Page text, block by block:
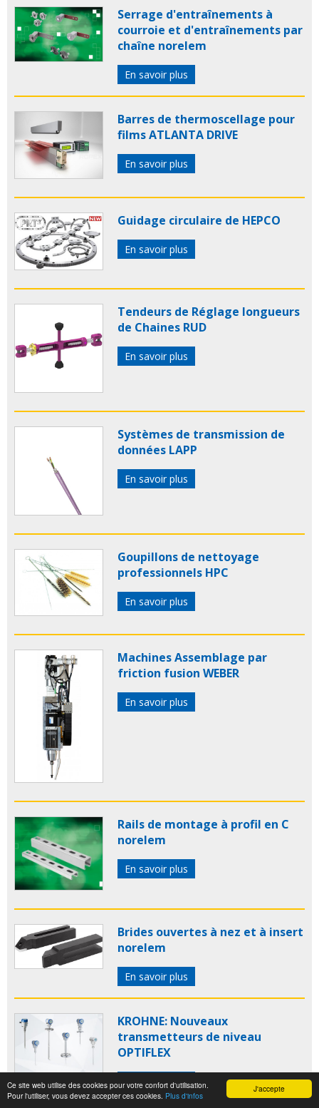
J'accepte
Ce site web utilise des cookies pour votre confort d'utilisation.
Pour l'utiliser, vous devez accepter ces cookies. Plus d'infos
Serrage d'entraînements à
courroie et d'entraînements par
chaîne norelem
En savoir plus
Barres de thermoscellage pour
films ATLANTA DRIVE
En savoir plus
Guidage circulaire de HEPCO
En savoir plus
Tendeurs de Réglage longueurs
de Chaines RUD
En savoir plus
Systèmes de transmission de
données LAPP
En savoir plus
Goupillons de nettoyage
professionnels HPC
En savoir plus
Machines Assemblage par
friction fusion WEBER
En savoir plus
Rails de montage à profil en C
norelem
En savoir plus
Brides ouvertes à nez et à insert
norelem
En savoir plus
KROHNE: Nouveaux
transmetteurs de niveau
OPTIFLEX
En savoir plus